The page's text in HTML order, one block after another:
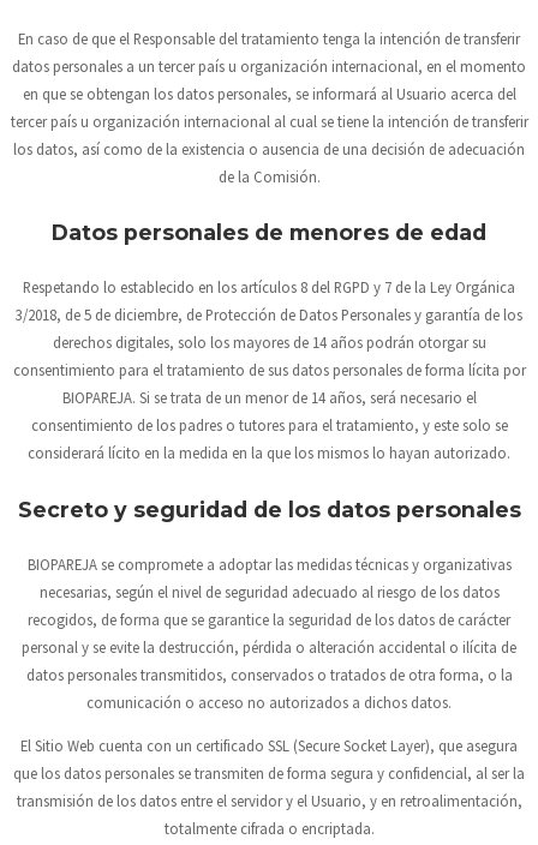
En caso de que el Responsable del tratamiento tenga la intención de transferir
datos personales a un tercer país u organización internacional, en el momento
en que se obtengan los datos personales, se informará al Usuario acerca del
tercer país u organización internacional al cual se tiene la intención de transferir
los datos, así como de la existencia o ausencia de una decisión de adecuación
de la Comisión.
Datos personales de menores de edad
Respetando lo establecido en los artículos 8 del RGPD y 7 de la Ley Orgánica
3/2018, de 5 de diciembre, de Protección de Datos Personales y garantía de los
derechos digitales, solo los mayores de 14 años podrán otorgar su
consentimiento para el tratamiento de sus datos personales de forma lícita por
BIOPAREJA. Si se trata de un menor de 14 años, será necesario el
consentimiento de los padres o tutores para el tratamiento, y este solo se
considerará lícito en la medida en la que los mismos lo hayan autorizado.
Secreto y seguridad de los datos personales
BIOPAREJAse compromete a adoptar las medidas técnicas y organizativas
necesarias, según el nivel de seguridad adecuado al riesgo de los datos
recogidos, de forma que se garantice la seguridad de los datos de carácter
personal y se evite la destrucción, pérdida o alteración accidental o ilícita de
datos personales transmitidos, conservados o tratados de otra forma, o la
comunicación o acceso no autorizados a dichos datos.
El Sitio Web cuenta con un certificado SSL (Secure Socket Layer), que asegura
que los datos personales se transmiten de forma segura y confidencial, al ser la
transmisión de los datos entre el servidor y el Usuario, y en retroalimentación,
totalmente cifrada o encriptada.